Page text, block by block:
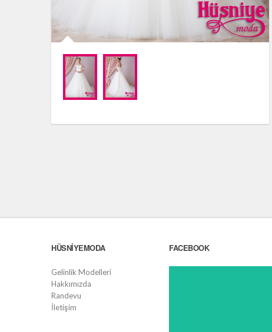
HÜSNIYEMODA
Gelinlik Modelleri
Hakkımızda
Randevu
İletişim
FACEBOOK